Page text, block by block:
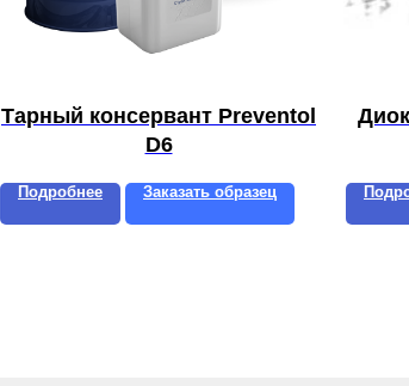
Тарный консервант Preventol
D6
Подробнее Заказать образец